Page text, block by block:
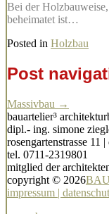
Bei der
beheimatet ist…
Posted in Holzbau
Post
Massivbau →
bauartelier³
dipl.- ing. simone
rosengartenstrasse 11
tel. 0711-2319801
mitglied der
copyright © 2026
impressum |